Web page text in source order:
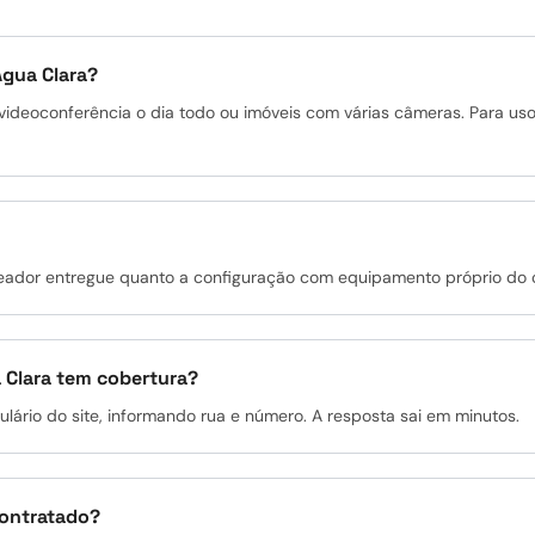
Clara?
o dia todo ou imóveis com várias câmeras. Para
entregue quanto a configuração com equipamento próprio do
Clara tem cobertura?
do site, informando rua e número. A resposta sai em minutos.